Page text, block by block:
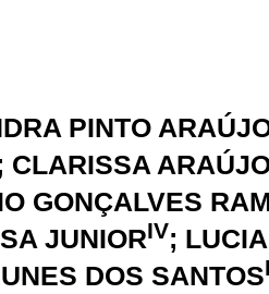
PINTO
CLARISSA
GONÇALVES
JUNIORIV;
DOS SANTOS